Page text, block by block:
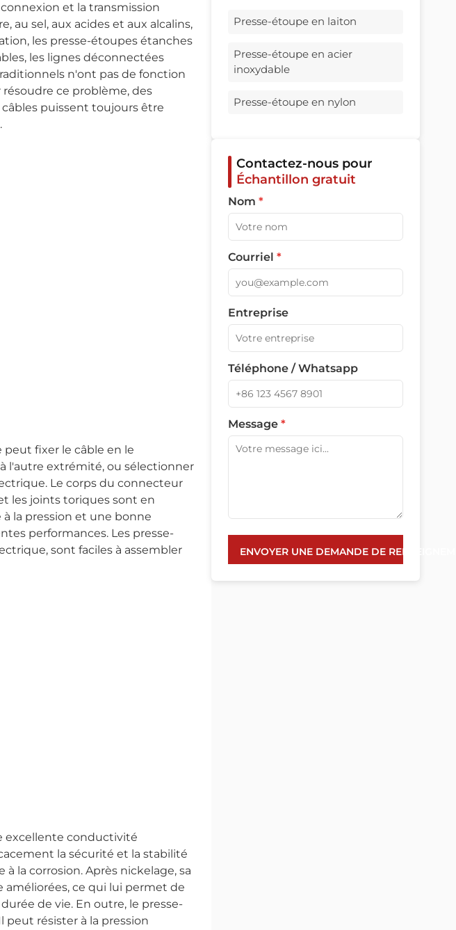
et la transmission
au sel, aux acides et aux alcalins,
les presse-étoupes étanches
les lignes déconnectées
n'ont pas de fonction
ce problème, des
puissent toujours être
fixer le câble en le
l'autre extrémité, ou sélectionner
Le corps du connecteur
les joints toriques sont en
la pression et une bonne
performances. Les presse-
sont faciles à assembler
excellente conductivité
la sécurité et la stabilité
la corrosion. Après nickelage, sa
améliorées, ce qui lui permet de
de vie. En outre, le presse-
peut résister à la pression
Presse-étoupe en laiton
Presse-étoupe en acier
inoxydable
Presse-étoupe en nylon
Contactez-nous pour
Échantillon gratuit
Nom *
Courriel *
Entreprise
Téléphone / Whatsapp
Message *
ENVOYER UNE DEMANDE DE